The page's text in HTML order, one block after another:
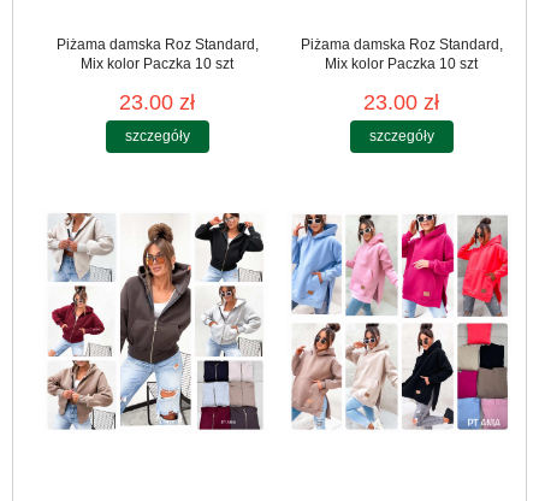
Piżama damska Roz Standard,
Mix kolor Paczka 10 szt
23.00 zł
szczegóły
Piżama damska Roz Standard,
Mix kolor Paczka 10 szt
23.00 zł
szczegóły